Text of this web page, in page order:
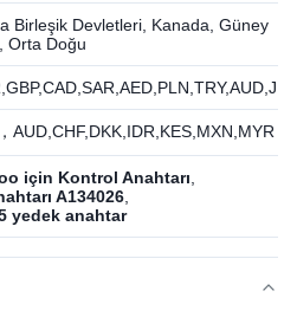
Birleşik Devletleri, Kanada, Güney
Orta Doğu
AUD,CHF,DKK,IDR,KES,MXN,MYR
için Kontrol Anahtarı
A134026
yedek anahtar